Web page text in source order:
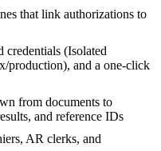
that link authorizations to
credentials (Isolated
production), and a one-click
from documents to
and reference IDs
AR clerks, and